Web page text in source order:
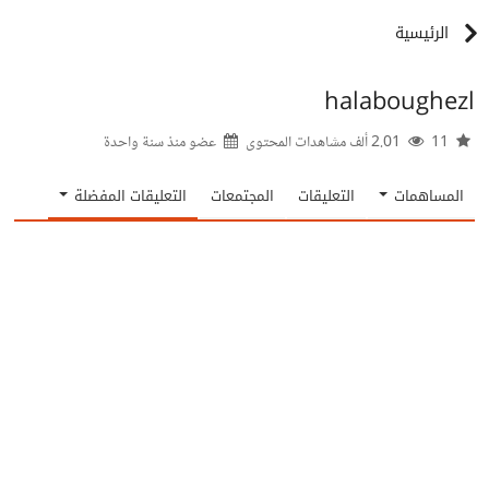
الرئيسية
halaboughezl
عضو منذسنة واحدة
المساهمات التعليقات المجتمعات التعليقات المفضلة